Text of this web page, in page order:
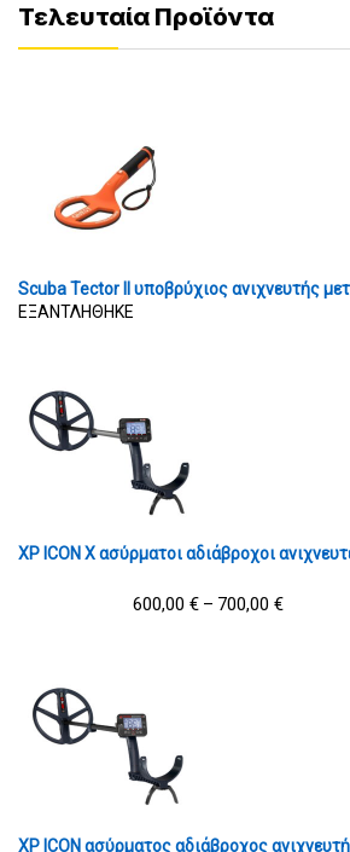
Τελευταία Προϊόντα
Scuba Tector II υποβρύχιος ανιχνευτής
ΕΞΑΝΤΛΗΘΗΚΕ
XP ICON X ασύρματοι αδιάβροχοι
600,00 € – 700,00 €
XP ICON ασύρματος αδιάβροχος